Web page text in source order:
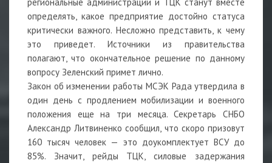
определять, какое предприятие достойно статуса
критически важного. Несложно представить, к чему
это приведет. Источники из правительства
полагают, что окончательное решение по данному
вопросу Зеленский примет лично.
Закон об изменении работы МСЭК Рада утвердила в
один день с продлением мобилизации и военного
положения еще на три месяца. Секретарь СНБО
Александр Литвиненко сообщил, что скоро призовут
160 тысяч человек — это доукомплектует ВСУ до
85%. Значит, рейды ТЦК, силовые задержания